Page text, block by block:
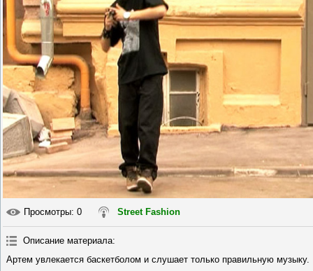
Просмотры: 0 Street Fashion
Описание материала:
Артем увлекается баскетболом и слушает только правильную музыку.